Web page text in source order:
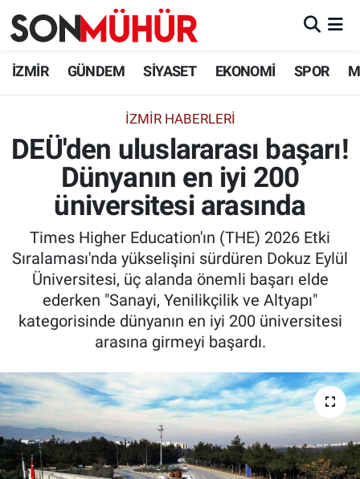
İZMİR GÜNDEM SİYASET EKONOMİ SPOR
İZMIR HABERLERI
DEÜ'den uluslararası başarı!
Dünyanın en iyi 200
üniversitesi arasında
Times Higher Education'ın (THE) 2026 Etki
Sıralaması'nda yükselişini sürdüren Dokuz Eylül
Üniversitesi, üç alanda önemli başarı elde
ederken "Sanayi, Yenilikçilik ve Altyapı"
kategorisinde dünyanın en iyi 200 üniversitesi
arasına girmeyi başardı.
İzmir Nöbetçi Eczaneler
İzmir Namaz Vakitleri
İzmir Trafik Yoğunluk Haritası
Tüm Manşetler
Son Dakika Haberleri
Haber Arşivi